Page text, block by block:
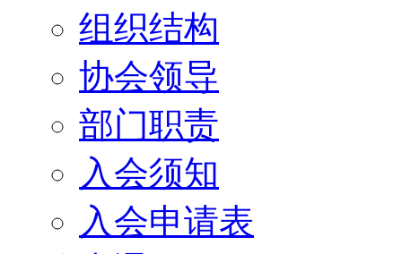
组织结构
协会领导
部门职责
入会须知
入会申请表